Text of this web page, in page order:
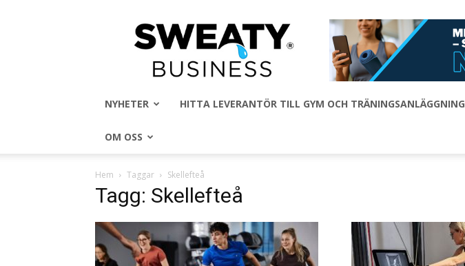
Sweaty
Business
NYHETER HITTA LEVERANTÖR TILL GYM OCH TRÄNINGSANLÄGGNING
OM OSS
Hem Taggar Skellefteå
Tagg: Skellefteå